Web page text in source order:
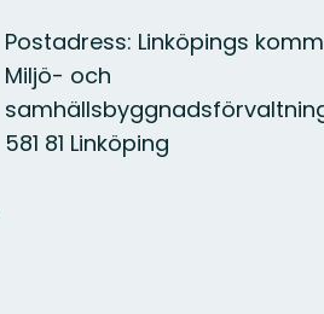
Postadress: Linköpings
Miljö- och
581 81 Linköping